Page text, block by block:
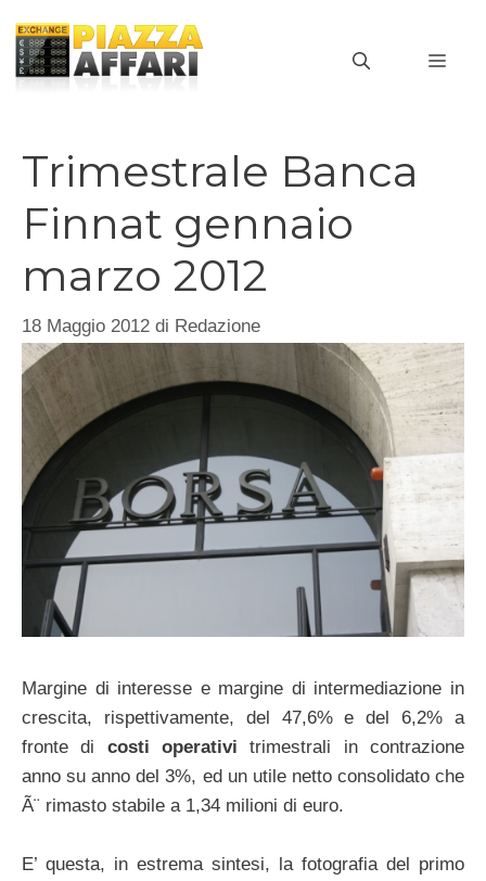
contenuto
Trimestrale Banca
Finnat gennaio
marzo 2012
18 Maggio 2012 di Redazione
Margine di interesse e margine di intermediazione in
crescita, rispettivamente, del 47,6% e del 6,2% a
fronte di costi operativi trimestrali in contrazione
anno su anno del 3%, ed un utile netto consolidato che
Ã¨ rimasto stabile a 1,34 milioni di euro.
E’ questa, in estrema sintesi, la fotografia del primo